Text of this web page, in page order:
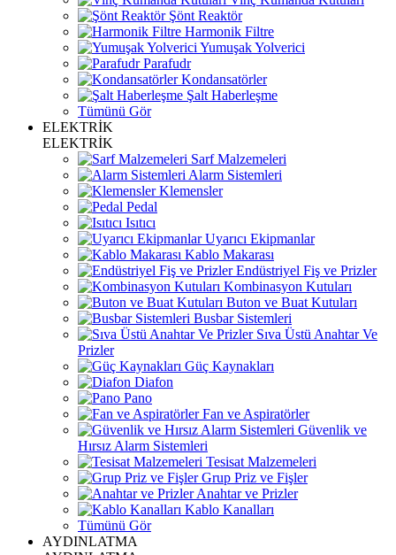
Şönt Reaktör
Harmonik Filtre
Yumuşak Yolverici
Parafudr
Kondansatörler
Şalt Haberleşme
Tümünü Gör
ELEKTRİK
ELEKTRİK
Sarf Malzemeleri
Alarm Sistemleri
Klemensler
Pedal
Isıtıcı
Uyarıcı Ekipmanlar
Kablo Makarası
Endüstriyel Fiş ve Prizler
Kombinasyon Kutuları
Buton ve Buat Kutuları
Busbar Sistemleri
Sıva Üstü Anahtar Ve
Prizler
Güç Kaynakları
Diafon
Pano
Fan ve Aspiratörler
Güvenlik ve
Hırsız Alarm Sistemleri
Tesisat Malzemeleri
Grup Priz ve Fişler
Anahtar ve Prizler
Kablo Kanalları
Tümünü Gör
AYDINLATMA